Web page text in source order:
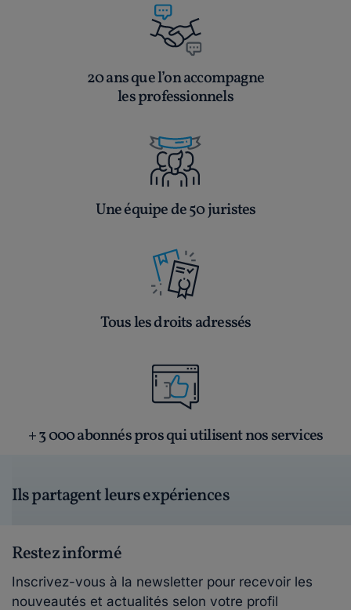
20 ans que l’on accompagne
les professionnels
Une équipe de 50 juristes
Tous les droits adressés
+ 3 000 abonnés pros qui utilisent nos services
Ils partagent leurs expériences
Restez informé
Inscrivez-vous à la newsletter pour recevoir les
nouveautés et actualités selon votre profil